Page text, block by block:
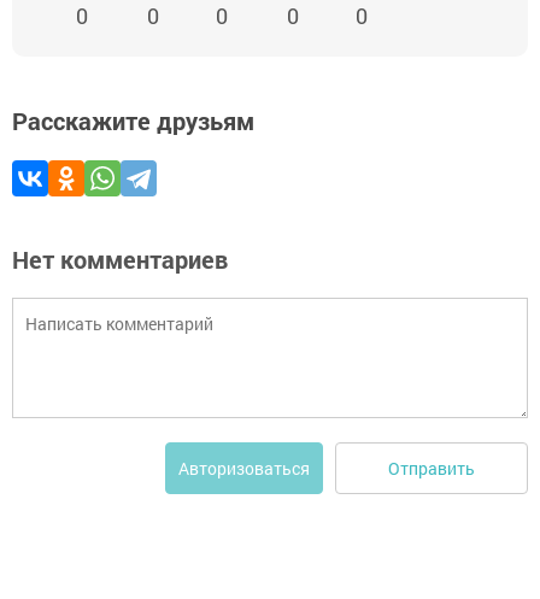
0 0 0 0 0
Расскажите друзьям
Нет комментариев
Авторизоваться Отправить